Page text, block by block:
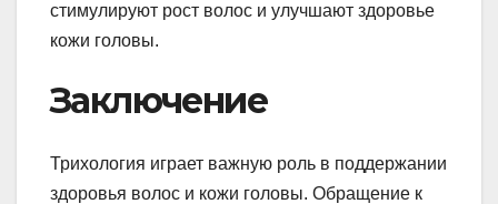
стимулируют рост волос и улучшают здоровье
кожи головы.
Заключение
Трихология играет важную роль в поддержании
здоровья волос и кожи головы. Обращение к